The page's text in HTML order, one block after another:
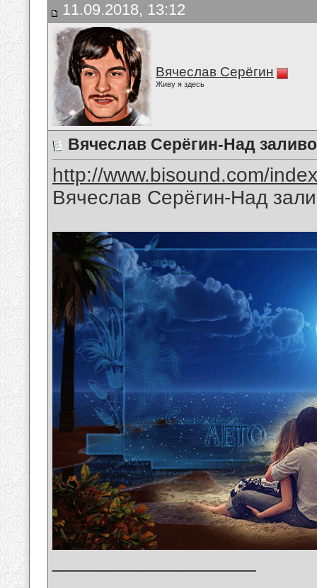
11.09.2018, 13:12
Вячеслав Серёгин
Живу я здесь
Вячеслав Серёгин-Над
http://www.bisound.com/
Вячеслав Серёгин-Над